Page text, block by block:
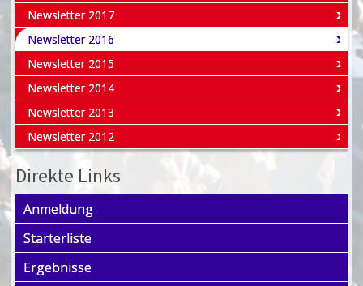
Newsletter 2017
Newsletter 2016
Newsletter 2015
Newsletter 2014
Newsletter 2013
Newsletter 2012
Direkte Links
Anmeldung
Starterliste
Ergebnisse